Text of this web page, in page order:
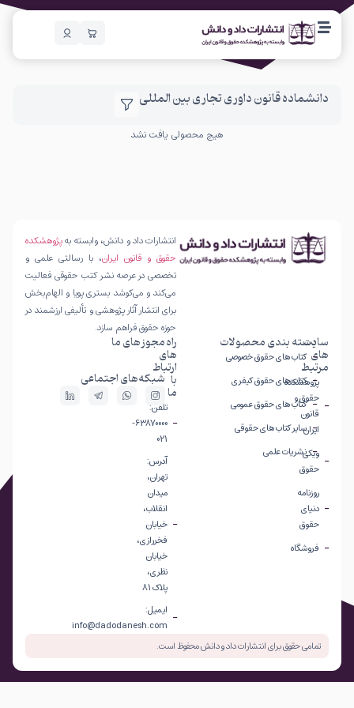
دانشماده قانون داوری تجاری بین المللی
هیچ محصولی یافت نشد
انتشارات داد و دانش، وابسته بهپژوهشکده
حقوق و قانون ایران، با رسالتی علمی و
تخصصی در عرصه نشر کتب حقوقی فعالیت
می‌کند و می‌کوشد بستری پویا و الهام‌بخش
برای انتشار آثار پژوهشی و تألیفی ارزشمند در
حوزه حقوق فراهم سازد.
سایت
های
مرتبط
پژوهشکده
حقوق و
قانون
ایران
ویکی
حقوق
روزنامه
دنیای
حقوق
فروشگاه
دسته بندی محصولات
کتاب های حقوق خصوصی
کتاب های حقوق کیفری
کتاب های حقوق عمومی
سایر کتاب های حقوقی
نشریات علمی
راه
های
ارتباط
با
ما
تلفن:
63870000-
021
آدرس:
تهران،
میدان
انقلاب،
خیابان
فخررازی،
خیابان
نظری،
پلاک 81
ایمیل:
info@dadodanesh.com
مجوز های ما
شبکه‌های اجتماعی
تمامی حقوق برای انتشارات داد و دانش محفوظ است.